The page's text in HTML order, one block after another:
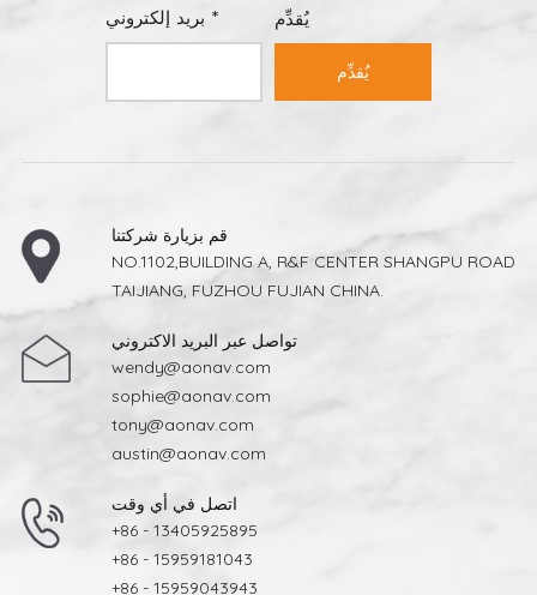
بريد إلكتروني * يُقدِّم
يُقدِّم
قم بزيارة شركتنا
NO.1102,BUILDING A, R&F CENTER SHANGPU ROAD
TAIJIANG, FUZHOU FUJIAN CHINA.
تواصل عبر البريد الاكتروني
wendy@aonav.com
sophie@aonav.com
tony@aonav.com
austin@aonav.com
اتصل في أي وقت
+86 - 13405925895
+86 - 15959181043
+86 - 15959043943